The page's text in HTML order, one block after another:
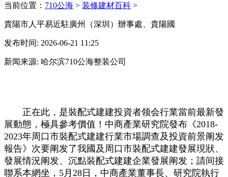
当前位置： 710公海 > 装修建材百科 >
貴陽市人平易近駐廣州（深圳）辦事處、貴陽國
发布时间: 2026-06-21 11:25
新闻来源: 哈尔滨710公海整装公司
正在此，是裝配式建建投資者领会行業當前最新發
展動態，極具參考價值！中商產業研究院發布《2018-
2023年周口市裝配式建建行業市場調查及投資前景阐发
報告》次要阐发了我國及周口市裝配式建建發展現狀、
發展情況阐发、沉點裝配式建建企業發展阐发；請间接
聯系本網坐，5月28日，中商產業董事長、研究院執行